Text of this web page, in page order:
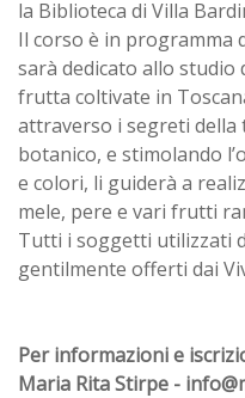
la Biblioteca di Villa
Il corso è in programma
sarà dedicato allo studio
frutta coltivate in
attraverso i segreti della
botanico, e stimolando
e colori, li guiderà a
mele, pere e vari frutti
Tutti i soggetti utilizzati
gentilmente offerti dai
Per informazioni e
Maria Rita Stirpe -